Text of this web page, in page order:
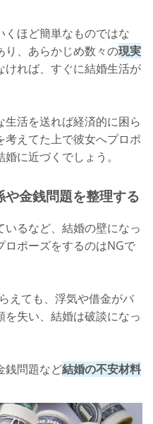
ほど簡単なものではな
り、あらかじめ数々の現実
ければ、すぐに結婚生活が
活を送れば経済的に困ら
えてた上で彼女へプロポ
に近づくでしょう。
金銭問題を整理する
いるなど、結婚の壁になっ
ロポーズをするのはNGで
えても、浮気や借金がバ
失い、結婚は破談になっ
銭問題など結婚の不安材料